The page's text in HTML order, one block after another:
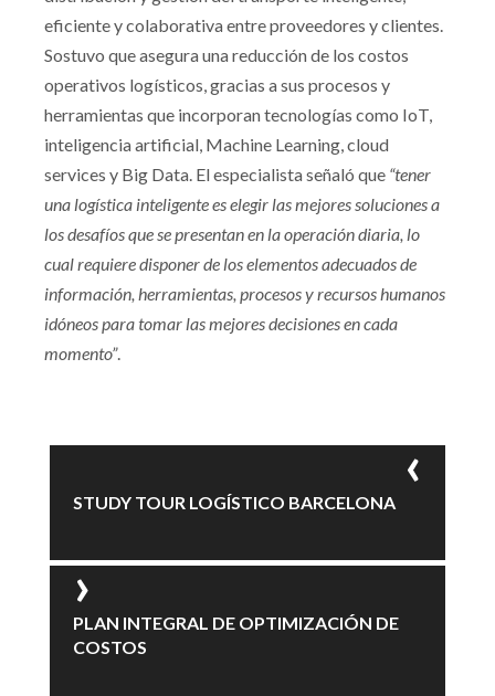
eficiente y colaborativa entre proveedores y clientes.
Sostuvo que asegura una reducción de los costos
operativos logísticos, gracias a sus procesos y
herramientas que incorporan tecnologías como IoT,
inteligencia artificial, Machine Learning, cloud
services y Big Data. El especialista señaló que “tener
una logística inteligente es elegir las mejores soluciones a
los desafíos que se presentan en la operación diaria, lo
cual requiere disponer de los elementos adecuados de
información, herramientas, procesos y recursos humanos
idóneos para tomar las mejores decisiones en cada
momento”.
STUDY TOUR LOGÍSTICO BARCELONA
PLAN INTEGRAL DE OPTIMIZACIÓN DE
COSTOS